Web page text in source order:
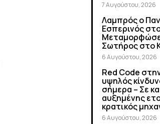
7 Αυγούστου, 2026
Λαμπρός ο
Εσπερινός
Σωτήρος στο
6 Αυγούστου, 2026
Red Code
υψηλός
σήμερα – Σε
αυξημένης
κρατικός
6 Αυγούστου, 2026